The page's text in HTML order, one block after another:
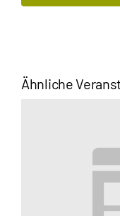
Ähnliche